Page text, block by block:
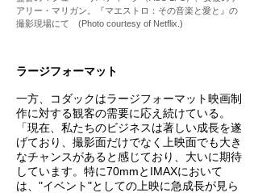
アリー・マリガン。『マエストロ：その音楽と愛と』の
撮影現場にて (Photo courtesy of Netflix.)
ラージフォーマット
一方、コダックはラージフォーマット映画制
作に対する観客の需要に応え続けている。
「現在、私たちのビジネスは著しい成長を遂
げており、撮影面だけでなく上映面でも大き
なチャンスがあると感じており、大いに期待
しています。特に70mmとIMAXにおいて
は、"イベント"としての上映に急成長が見ら